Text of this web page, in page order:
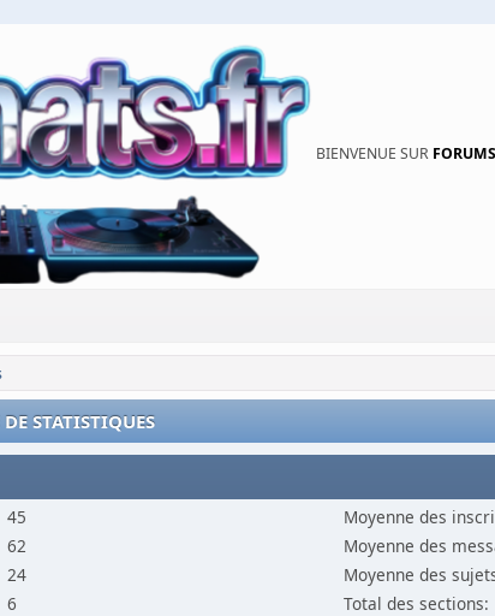
BIENVENUE SUR
STATISTIQUES
45
62
24
6
Moyenne des
Moyenne des
Moyenne des
Total des sections: